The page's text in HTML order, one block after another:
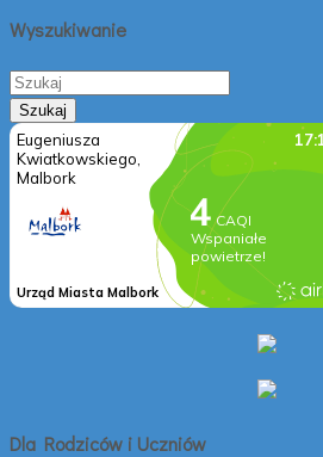
Wyszukiwanie
Dla Rodziców i Uczniów